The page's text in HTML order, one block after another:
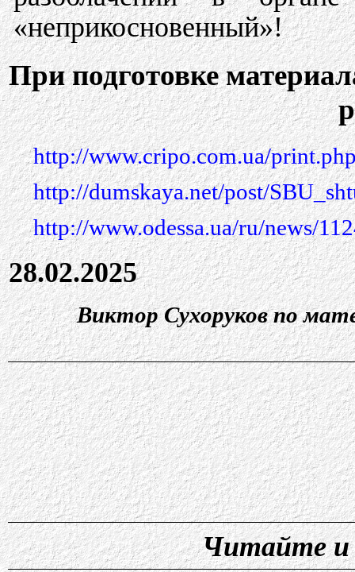
«неприкосновенный»!
При подготовке
http://www.cripo.com.ua/
http://dumskaya.net/post/
http://www.odessa.ua/ru/news/
28.02.2025
Виктор Сухоруков по
Читайте и